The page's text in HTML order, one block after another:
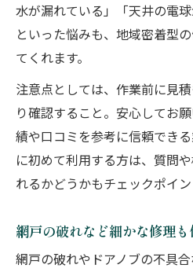
水が漏れている」「天井の電
といった悩みも、地域密着型
てくれます。
注意点としては、作業前に見
り確認すること。安心してお
績や口コミを参考に信頼でき
に初めて利用する方は、質問
れるかどうかもチェックポイン
網戸の破れなど細かな修理
網戸の破れやドアノブの不具